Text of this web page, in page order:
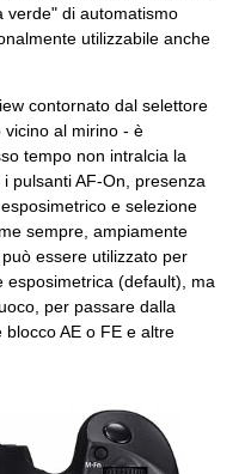
verde" di automatismo
utilizzabile anche
contornato dal selettore
vicino al mirino - è
tempo non intralcia la
pulsanti AF-On, presenza
e selezione
sempre, ampiamente
essere utilizzato per
esposimetrica (default), ma
per passare dalla
blocco AE o FE e altre